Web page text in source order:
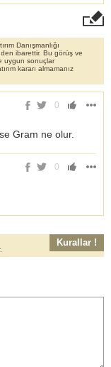
Danışmanlığı
ibarettir. Bu görüş ve
uygun sonuçlar
kararı almamanız
0
Gram ne olur.
0
Kurallar !